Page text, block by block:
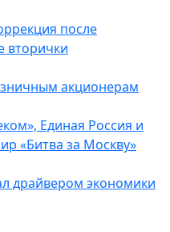
после
вторички
акционерам
Единая Россия и
«Битва за Москву»
драйвером экономики